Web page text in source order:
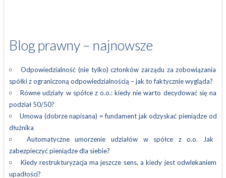
Blog prawny – najnowsze
Odpowiedzialność (nie tylko) członków zarządu za zobowiązania
spółki z ograniczoną odpowiedzialnością – jak to faktycznie wygląda?
Równe udziały w spółce z o.o.: kiedy nie warto decydować się na
podział 50/50?
Umowa (dobrze napisana) = fundament jak odzyskać pieniądze od
dłużnika
Automatyczne umorzenie udziałów w spółce z o.o. Jak
zabezpieczyć pieniądze dla siebie?
Kiedy restrukturyzacja ma jeszcze sens, a kiedy jest odwlekaniem
upadłości?